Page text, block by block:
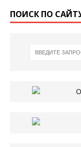
ПОИСК ПО